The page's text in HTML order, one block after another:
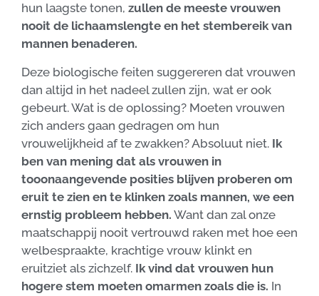
hun laagste tonen, zullen de meeste vrouwen
nooit de lichaamslengte en het stembereik van
mannen benaderen.
Deze biologische feiten suggereren dat vrouwen
dan altijd in het nadeel zullen zijn, wat er ook
gebeurt. Wat is de oplossing? Moeten vrouwen
zich anders gaan gedragen om hun
vrouwelijkheid af te zwakken? Absoluut niet. Ik
ben van mening dat als vrouwen in
tooonaangevende posities blijven proberen om
eruit te zien en te klinken zoals mannen, we een
ernstig probleem hebben. Want dan zal onze
maatschappij nooit vertrouwd raken met hoe een
welbespraakte, krachtige vrouw klinkt en
eruitziet als zichzelf. Ik vind dat vrouwen hun
hogere stem moeten omarmen zoals die is. In